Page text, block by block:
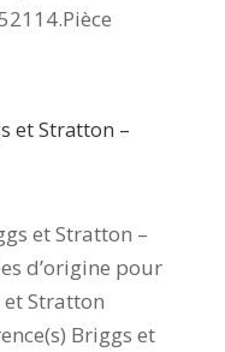
et Stratton –
et Stratton –
d’origine pour
Stratton
Briggs et